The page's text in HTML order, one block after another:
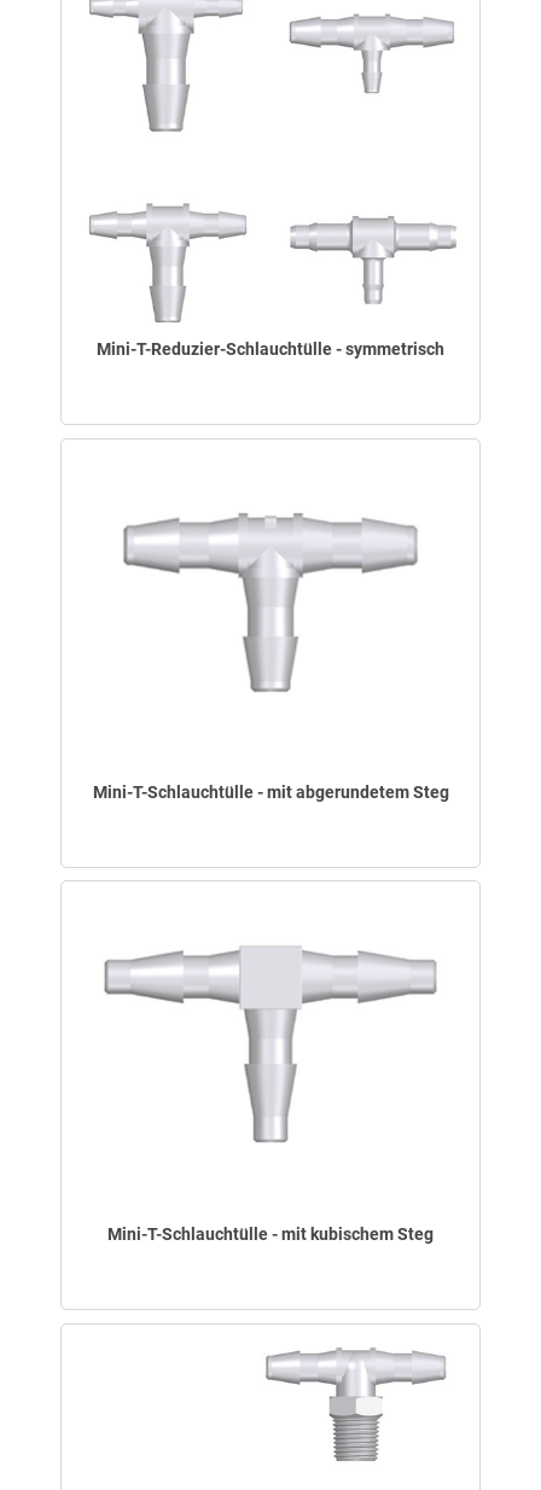
Mini-T-Reduzier-Schlauchtülle - symmetrisch
Mini-T-Schlauchtülle - mit abgerundetem Steg
Mini-T-Schlauchtülle - mit kubischem Steg